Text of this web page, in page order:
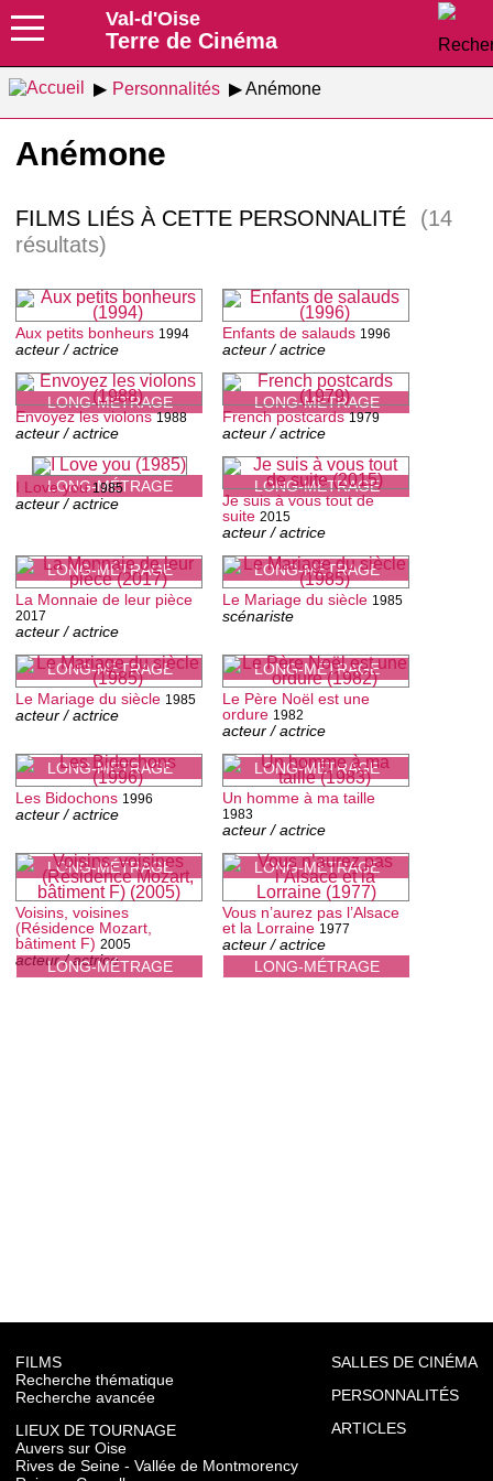
Val-d'Oise
Terre de Cinéma
Personnalités Anémone
Anémone
FILMS LIÉS À CETTE PERSONNALITÉ
(14
résultats)
LONG-MÉTRAGE
Aux petits bonheurs 1994
acteur / actrice
LONG-MÉTRAGE
Enfants de salauds 1996
acteur / actrice
LONG-MÉTRAGE
Envoyez les violons 1988
acteur / actrice
LONG-MÉTRAGE
French postcards 1979
acteur / actrice
LONG-MÉTRAGE
I Love you 1985
acteur / actrice
LONG-MÉTRAGE
Je suis à vous tout de
suite 2015
acteur / actrice
LONG-MÉTRAGE
La Monnaie de leur pièce
2017
acteur / actrice
LONG-MÉTRAGE
Le Mariage du siècle 1985
scénariste
LONG-MÉTRAGE
Le Mariage du siècle 1985
acteur / actrice
LONG-MÉTRAGE
Le Père Noël est une
ordure 1982
acteur / actrice
LONG-MÉTRAGE
Les Bidochons 1996
acteur / actrice
LONG-MÉTRAGE
Un homme à ma taille
1983
acteur / actrice
LONG-MÉTRAGE
Voisins, voisines
(Résidence Mozart,
bâtiment F) 2005
acteur / actrice LONG-MÉTRAGE
Vous n’aurez pas l’Alsace
et la Lorraine 1977
acteur / actrice
FILMS
Recherche thématique
Recherche avancée
LIEUX DE TOURNAGE
Auvers sur Oise
Rives de Seine - Vallée de Montmorency
SALLES DE CINÉMA
PERSONNALITÉS
ARTICLES